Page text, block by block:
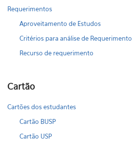
Requerimentos
Aproveitamento de Estudos
Critérios para análise de Requerimento
Recurso de requerimento
Cartão
Cartões dos estudantes
Cartão BUSP
Cartão USP